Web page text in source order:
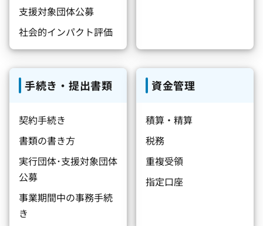
支援対象団体公募
社会的インパクト評価
手続き・提出書類
契約手続き
書類の書き方
実行団体･支援対象団体
公募
事業期間中の事務手続
き
資金管理
積算・精算
税務
重複受領
指定口座